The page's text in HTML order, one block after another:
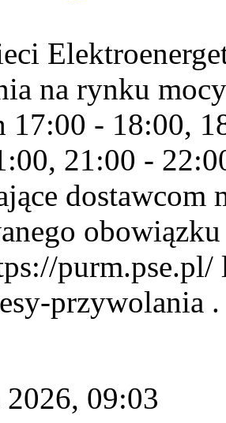
na rynku
17:00 - 18:00,
21:00 -
dostawcom
przywolania
09:03